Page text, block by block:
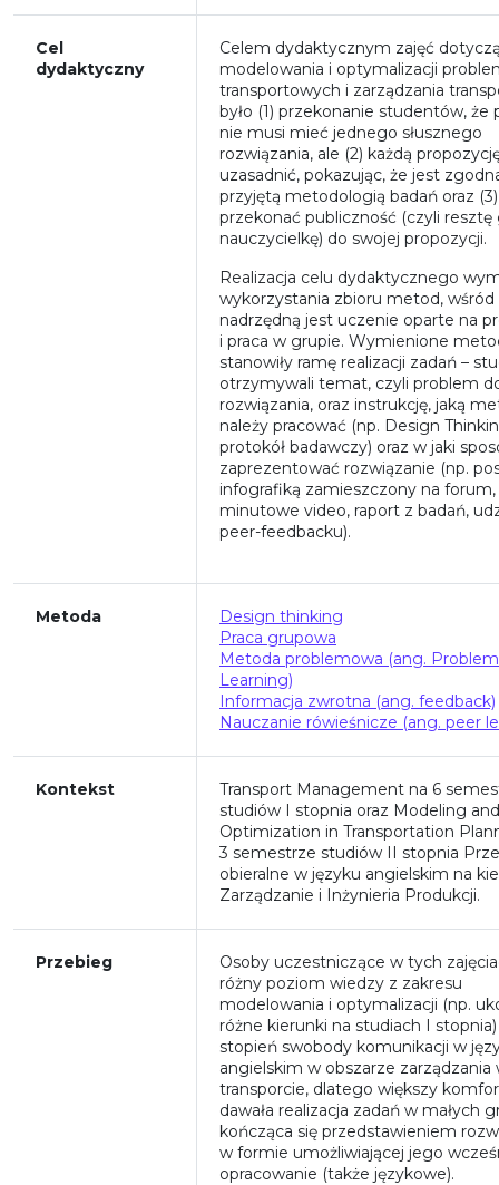
Cel
dydaktyczny
Celem dydaktycznym zajęć
modelowania i optymalizacji
transportowych i zarządzania
było (1) przekonanie studentów, że
nie musi mieć jednego słusznego
rozwiązania, ale (2) każdą
uzasadnić, pokazując, że jest
przyjętą metodologią badań oraz
przekonać publiczność (czyli resztę
nauczycielkę) do swojej propozycji.
Realizacja celu dydaktycznego
wykorzystania zbioru metod,
nadrzędną jest uczenie oparte na
i praca w grupie. Wymienione
stanowiły ramę realizacji zadań –
otrzymywali temat, czyli problem
rozwiązania, oraz instrukcję, jaką
należy pracować (np. Design
protokół badawczy) oraz w jaki
zaprezentować rozwiązanie (np.
infografiką zamieszczony na forum,
minutowe video, raport z badań,
peer-feedbacku).
Metoda
Design thinking
Praca grupowa
Metoda problemowa (ang.
Learning)
Informacja zwrotna (ang. feedback)
Nauczanie rówieśnicze (ang. peer
Kontekst
Transport Management na 6
studiów I stopnia oraz Modeling and
Optimization in Transportation
3 semestrze studiów II stopnia
obieralne w języku angielskim na
Zarządzanie i Inżynieria Produkcji.
Przebieg
Osoby uczestniczące w tych
różny poziom wiedzy z zakresu
modelowania i optymalizacji (np.
różne kierunki na studiach I
stopień swobody komunikacji w
angielskim w obszarze zarządzania
transporcie, dlatego większy
dawała realizacja zadań w małych
kończąca się przedstawieniem
w formie umożliwiającej jego
opracowanie (także językowe).